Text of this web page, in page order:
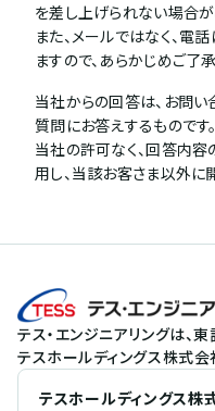
を差し上げられない場合が
また、メールではなく、電
ますので、あらかじめご了
当社からの回答は、お問
質問にお答えするものです。
当社の許可なく、回答内
用し、当該お客さま以外に
テス・エンジニアリングは、
テスホールディングス株式会
テスホールディングス株